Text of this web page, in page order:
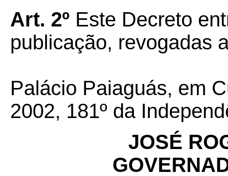
Art. 2º Este Decreto
publicação, revogadas
Palácio Paiaguás, em
2002, 181º da
JOSÉ